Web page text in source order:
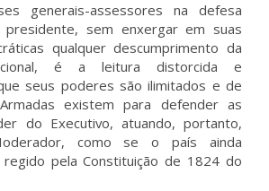
generais-assessores na defesa
presidente, sem enxergar em suas
qualquer descumprimento da
é a leitura distorcida e
seus poderes são ilimitados e de
existem para defender as
do Executivo, atuando, portanto,
como se o país ainda
pela Constituição de 1824 do